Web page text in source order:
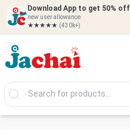
Download App to get 50% off
new user allowance
★★★★★ (430k+)